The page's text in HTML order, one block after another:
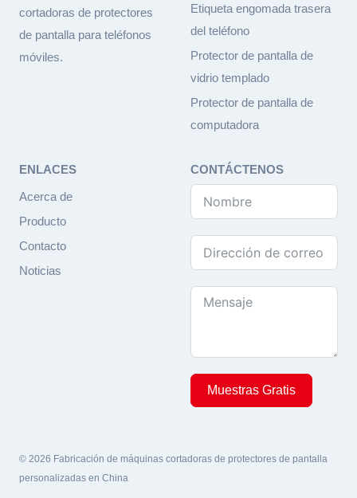
cortadoras de protectores
de pantalla para teléfonos
móviles.
Etiqueta engomada trasera
del teléfono
Protector de pantalla de
vidrio templado
Protector de pantalla de
computadora
ENLACES
Acerca de
Producto
Contacto
Noticias
CONTÁCTENOS
Muestras Gratis
© 2026 Fabricación de máquinas cortadoras de protectores de pantalla
personalizadas en China